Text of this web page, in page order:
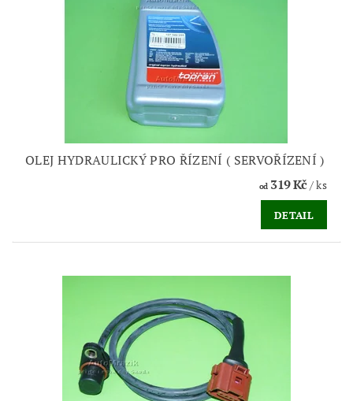
OLEJ HYDRAULICKÝ PRO ŘÍZENÍ ( SERVOŘÍZENÍ )
od319 Kč/ ks
DETAIL